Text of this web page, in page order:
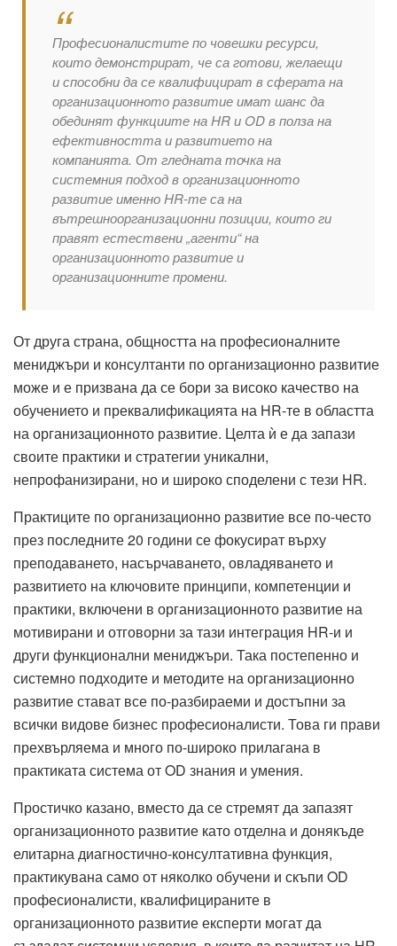
Професионалистите по човешки ресурси,
които демонстрират, че са готови, желаещи
и способни да се квалифицират в сферата на
организационното развитие имат шанс да
обединят функциите на HR и OD в полза на
ефективността и развитието на
компанията. От гледната точка на
системния подход в организационното
развитие именно HR-те са на
вътрешноорганизационни позиции, които ги
правят естествени „агенти“ на
организационното развитие и
организационните промени.
От друга страна, общността на професионалните
мениджъри и консултанти по организационно развитие
може и е призвана да се бори за високо качество на
обучението и преквалификацията на HR-те в областта
на организационното развитие. Целта ѝ е да запази
своите практики и стратегии уникални,
непрофанизирани, но и широко споделени с тези HR.
Практиците по организационно развитие все по-често
през последните 20 години се фокусират върху
преподаването, насърчаването, овладяването и
развитието на ключовите принципи, компетенции и
практики, включени в организационното развитие на
мотивирани и отговорни за тази интеграция HR-и и
други функционални мениджъри. Така постепенно и
системно подходите и методите на организационно
развитие стават все по-разбираеми и достъпни за
всички видове бизнес професионалисти. Това ги прави
прехвърляема и много по-широко прилагана в
практиката система от OD знания и умения.
Простичко казано, вместо да се стремят да запазят
организационното развитие като отделна и донякъде
елитарна диагностично-консултативна функция,
практикувана само от няколко обучени и скъпи OD
професионалисти, квалифицираните в
организационното развитие експерти могат да